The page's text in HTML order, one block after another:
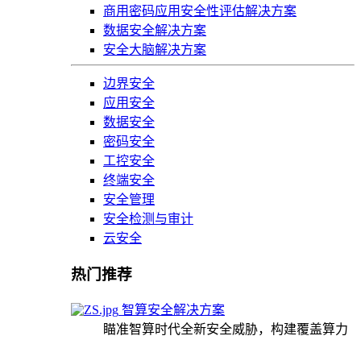
商用密码应用安全性评估解决方案
数据安全解决方案
安全大脑解决方案
边界安全
应用安全
数据安全
密码安全
工控安全
终端安全
安全管理
安全检测与审计
云安全
热门推荐
智算安全解决方案
瞄准智算时代全新安全威胁，构建覆盖算力